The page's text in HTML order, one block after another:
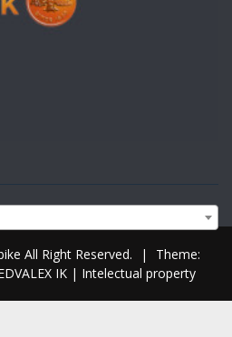
All Right Reserved. |
Theme:
IK | Intelectual property